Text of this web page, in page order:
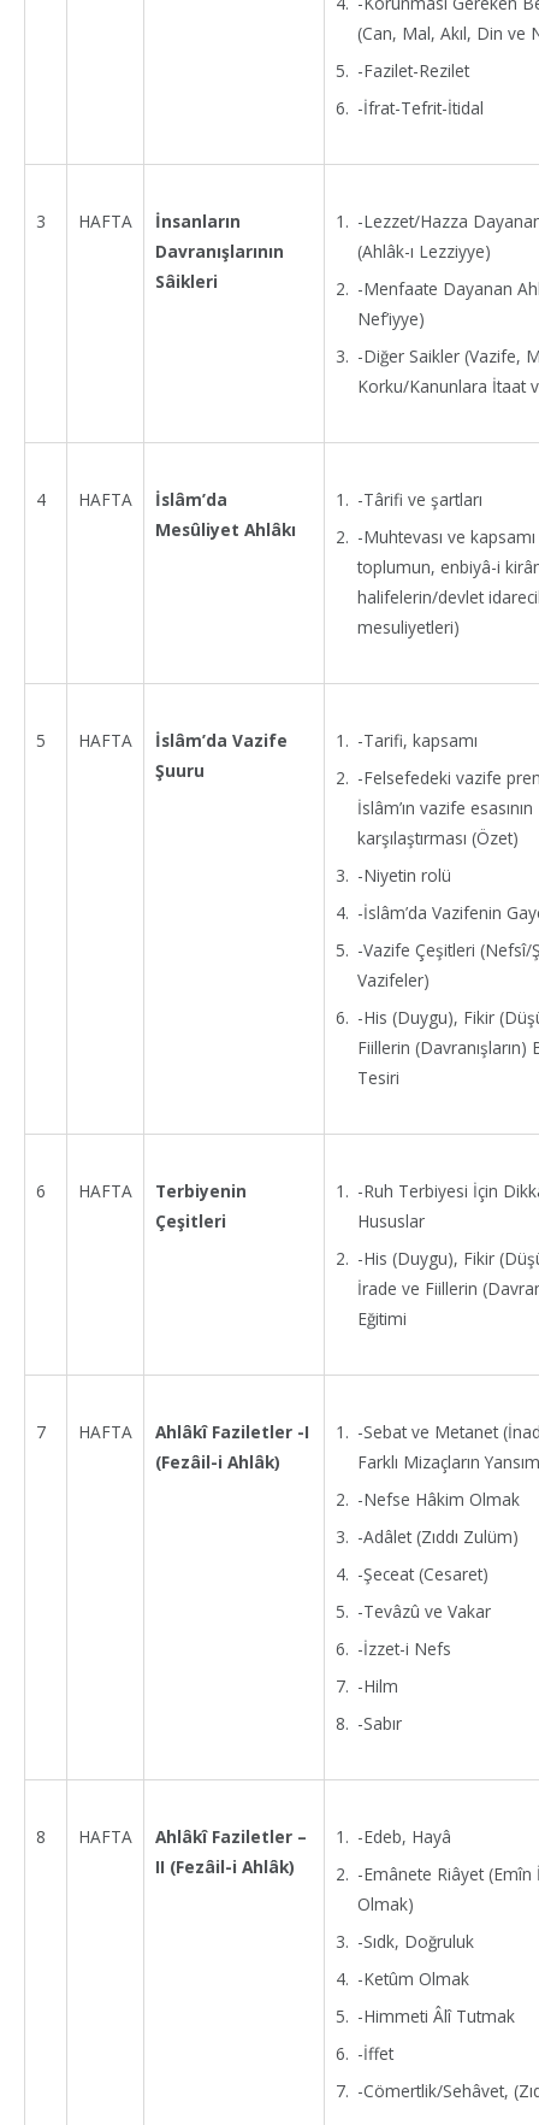
(Can, Mal, Akıl, Din ve
-Fazilet-Rezilet
-İfrat-Tefrit-İtidal
3 HAFTA
İnsanların
Davranışlarının
Sâikleri
-Lezzet/Hazza
(Ahlâk-ı Lezziyye)
-Menfaate Dayanan
Nef’iyye)
-Diğer Saikler (Vazife,
Korku/Kanunlara İtaat
4 HAFTA
İslâm’da
Mesûliyet Ahlâkı
-Târifi ve şartları
-Muhtevası ve
toplumun, enbiyâ-i
halifelerin/devlet
mesuliyetleri)
5 HAFTA
İslâm’da Vazife
Şuuru
-Tarifi, kapsamı
-Felsefedeki vazife
İslâm’ın vazife esasının
karşılaştırması (Özet)
-Niyetin rolü
-İslâm’da Vazifenin
-Vazife Çeşitleri (Nefsî/
Vazifeler)
-His (Duygu), Fikir
Fiillerin (Davranışların)
Tesiri
6 HAFTA
Terbiyenin
Çeşitleri
-Ruh Terbiyesi İçin
Hususlar
-His (Duygu), Fikir
İrade ve Fiillerin
Eğitimi
7 HAFTA
Ahlâkî Faziletler -I
(Fezâil-i Ahlâk)
-Sebat ve Metanet
Farklı Mizaçların
-Nefse Hâkim Olmak
-Adâlet (Zıddı Zulüm)
-Şeceat (Cesaret)
-Tevâzû ve Vakar
-İzzet-i Nefs
-Hilm
-Sabır
8 HAFTA
Ahlâkî Faziletler –
II (Fezâil-i Ahlâk)
-Edeb, Hayâ
-Emânete Riâyet (Emîn
Olmak)
-Sıdk, Doğruluk
-Ketûm Olmak
-Himmeti Âlî Tutmak
-İffet
-Cömertlik/Sehâvet,